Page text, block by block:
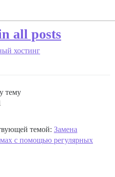
all posts
хостинг
тему
темой: Замена
с помощью регулярных